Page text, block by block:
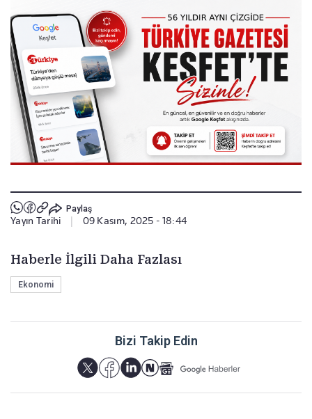
Paylaş
Yayın Tarihi 09 Kasım, 2025 - 18:44
Haberle İlgili Daha Fazlası
Ekonomi
Bizi Takip Edin